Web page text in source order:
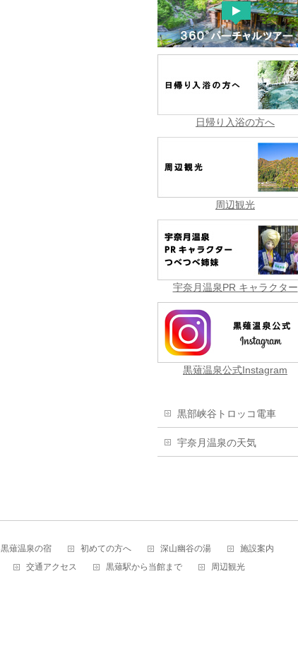
日帰り入浴の方へ
周辺観光
宇奈月温泉PR キャラクター
黒薙温泉公式Instagram
黒部峡谷トロッコ電車
宇奈月温泉の天気
黒薙温泉の宿 初めての方へ 深山幽谷の湯
施設案内
交通アクセス 黒薙駅から当館まで
周辺観光